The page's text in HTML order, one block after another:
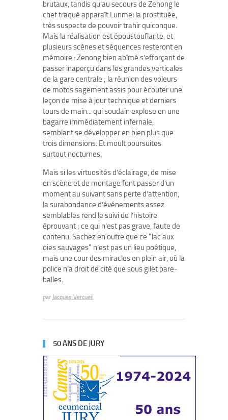
brutaux, tandis qu’au secours de Zenong le
chef traqué apparaît Lunmei la prostituée,
très suspecte de pouvoir trahir quiconque.
Mais la réalisation est époustouflante, et
plusieurs scènes et séquences resteront en
mémoire : Zenong bien abîmé s’efforçant de
passer inaperçu dans les grandes verticales
de la gare centrale ; la réunion des voleurs
de motos sagement assis pour écouter une
leçon de mise à jour technique et derniers
tours de main... qui soudain explose en une
bagarre immédiatement infernale,
semblant se développer en bien plus que
trois dimensions. Et moult poursuites
surtout nocturnes.
Mais si les virtuosités d’éclairage, de mise
en scène et de montage font passer d’un
moment au suivant sans perte d’attention,
la surabondance d’événements assez
semblables rend le suivi de l’histoire
éprouvant ; ce qui n’est pas grave, faute de
contenu. Sachez en outre que ce "lac aux
oies sauvages" n’est pas un lieu poétique,
mais une cour des miracles en plein air, où la
police n’a droit de cité que sous gilet pare-
balles.
par Jacques Vercueil
50 ANS DE JURY